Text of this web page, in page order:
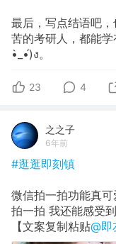
最后，写点结语吧
苦的考研人，都能
•̀_•́)ง。
23 4
之之子
6年前
#逛逛即刻镇
微信拍一拍功能真可
拍一拍 我还能感受
【文案复制粘贴@即